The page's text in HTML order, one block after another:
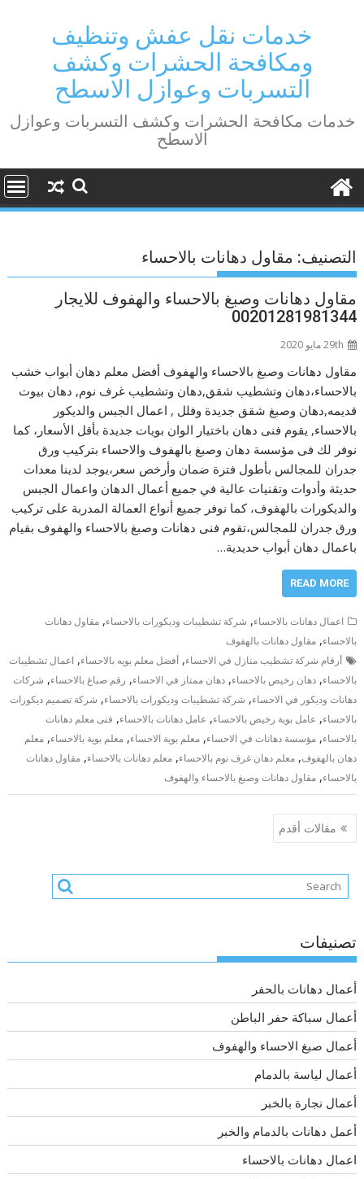
خدمات نقل عفش وتنظيف
ومكافحة الحشرات وكشف
التسربات وعوازل الاسطح
خدمات مكافحة الحشرات وكشف التسربات وعوازل
الاسطح
التصنيف: مقاول دهانات بالاحساء
مقاول دهانات وصبغ بالاحساء والهفوف للايجار
00201281981344
29th مايو 2020
مقاول دهانات وصبغ بالاحساء والهفوف أفضل معلم دهان أبواب خشب
بالاحساء،دهان وتشطيب شقق,دهان وتشطيب غرف نوم, دهان بيوت
قديمه,دهان وصبغ شقق جديدة وفلل , اعمال الجبس والديكور
بالاحساء, يقوم فنى دهان باختيار الوان بويات جديدة بأقل الأسعار، كما
نوفر لك فى مؤسسة دهان وصبغ بالهفوف والاحساء بتركيب ورق
جدران للمجالس بأطول فترة ضمان وأرخص سعر،يوجد لدينا معدات
حديثة وأدوات وتقنيات عالية في جميع أعمال الدهان واعمال الجبس
والديكورات بالهفوف، كما نوفر جميع أنواع العمالة المدربة على تركيب
ورق جدران للمجالس،تقوم فنى دهانات وصبغ بالاحساء والهفوف بقيام
باعمال دهان أبواب حديدية…
READ MORE
اعمال دهانات بالاحساء, شركة تشطيبات وديكورات بالاحساء,مقاول دهانات
بالاحساء,مقاول دهانات بالهفوف
أرقام شركة تشطيب منازل في الاحساء,أفضل معلم بويه بالاحساء,اعمال تشطيبات
بالاحساء,دهان رخيص بالاحساء,دهان ممتاز في الاحساء, رقم صباغ بالاحساء, شركات
دهانات وديكور في الاحساء, شركة تشطيبات وديكورات بالاحساء, شركة تصميم ديكورات
بالاحساء, عامل بوية رخيص بالاحساء, عامل دهانات بالاحساء, فنى معلم دهانات
بالاحساء,مؤسسة دهانات في الاحساء,معلم بوية الاحساء,معلم بوية بالاحساء,معلم
دهان بالهفوف,معلم دهان غرف نوم بالاحساء,معلم دهانات بالاحساء,مقاول دهانات
بالاحساء,مقاول دهانات وصبغ بالاحساء والهفوف
تصفّح
المقالات
مقالات أقدم
تصنيفات
أعمال دهانات بالحفر
أعمال سباكة حفر الباطن
أعمال صبغ الاحساء والهفوف
أعمال لياسة بالدمام
أعمال نجارة بالخبر
أعمل دهانات بالدمام والخبر
اعمال دهانات بالاحساء